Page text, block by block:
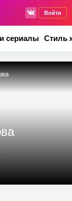
Войти
сериалы Стиль